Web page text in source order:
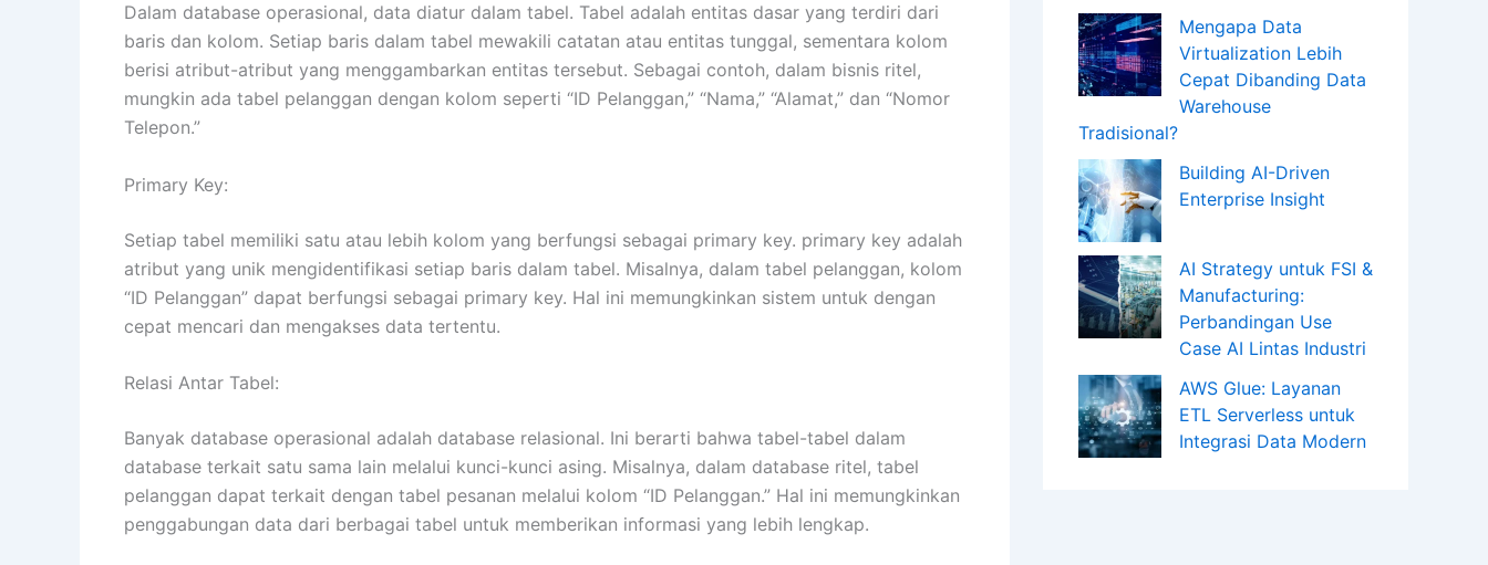
Dalam database operasional, data diatur dalam tabel. Tabel adalah entitas dasar yang terdiri dari
baris dan kolom. Setiap baris dalam tabel mewakili catatan atau entitas tunggal, sementara kolom
berisi atribut-atribut yang menggambarkan entitas tersebut. Sebagai contoh, dalam bisnis ritel,
mungkin ada tabel pelanggan dengan kolom seperti “ID Pelanggan,” “Nama,” “Alamat,” dan “Nomor
Telepon.”
Primary Key:
Setiap tabel memiliki satu atau lebih kolom yang berfungsi sebagai primary key. primary key adalah
atribut yang unik mengidentifikasi setiap baris dalam tabel. Misalnya, dalam tabel pelanggan, kolom
“ID Pelanggan” dapat berfungsi sebagai primary key. Hal ini memungkinkan sistem untuk dengan
cepat mencari dan mengakses data tertentu.
Relasi Antar Tabel:
Banyak database operasional adalah database relasional. Ini berarti bahwa tabel-tabel dalam
database terkait satu sama lain melalui kunci-kunci asing. Misalnya, dalam database ritel, tabel
pelanggan dapat terkait dengan tabel pesanan melalui kolom “ID Pelanggan.” Hal ini memungkinkan
penggabungan data dari berbagai tabel untuk memberikan informasi yang lebih lengkap.
Mengapa Data
Virtualization Lebih
Cepat Dibanding Data
Warehouse
Tradisional?
Building AI-Driven
Enterprise Insight
AI Strategy untuk FSI &
Manufacturing:
Perbandingan Use
Case AI Lintas Industri
AWS Glue: Layanan
ETL Serverless untuk
Integrasi Data Modern